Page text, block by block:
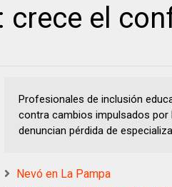
crece el
Profesionales de inclusión
contra cambios impulsados por
denuncian pérdida de
Nevó en La Pampa